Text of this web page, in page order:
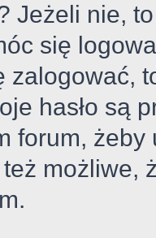
Jeżeli nie,
się
zalogować,
hasło są
forum, żeby
możliwe,